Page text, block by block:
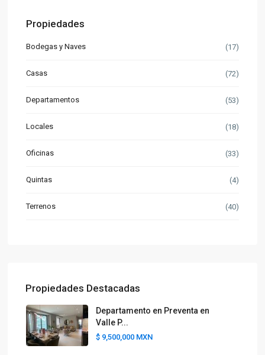
Propiedades
Bodegas y Naves (17)
Casas (72)
Departamentos (53)
Locales (18)
Oficinas (33)
Quintas (4)
Terrenos (40)
Propiedades Destacadas
Departamento en Preventa en
Valle P...
$ 9,500,000 MXN